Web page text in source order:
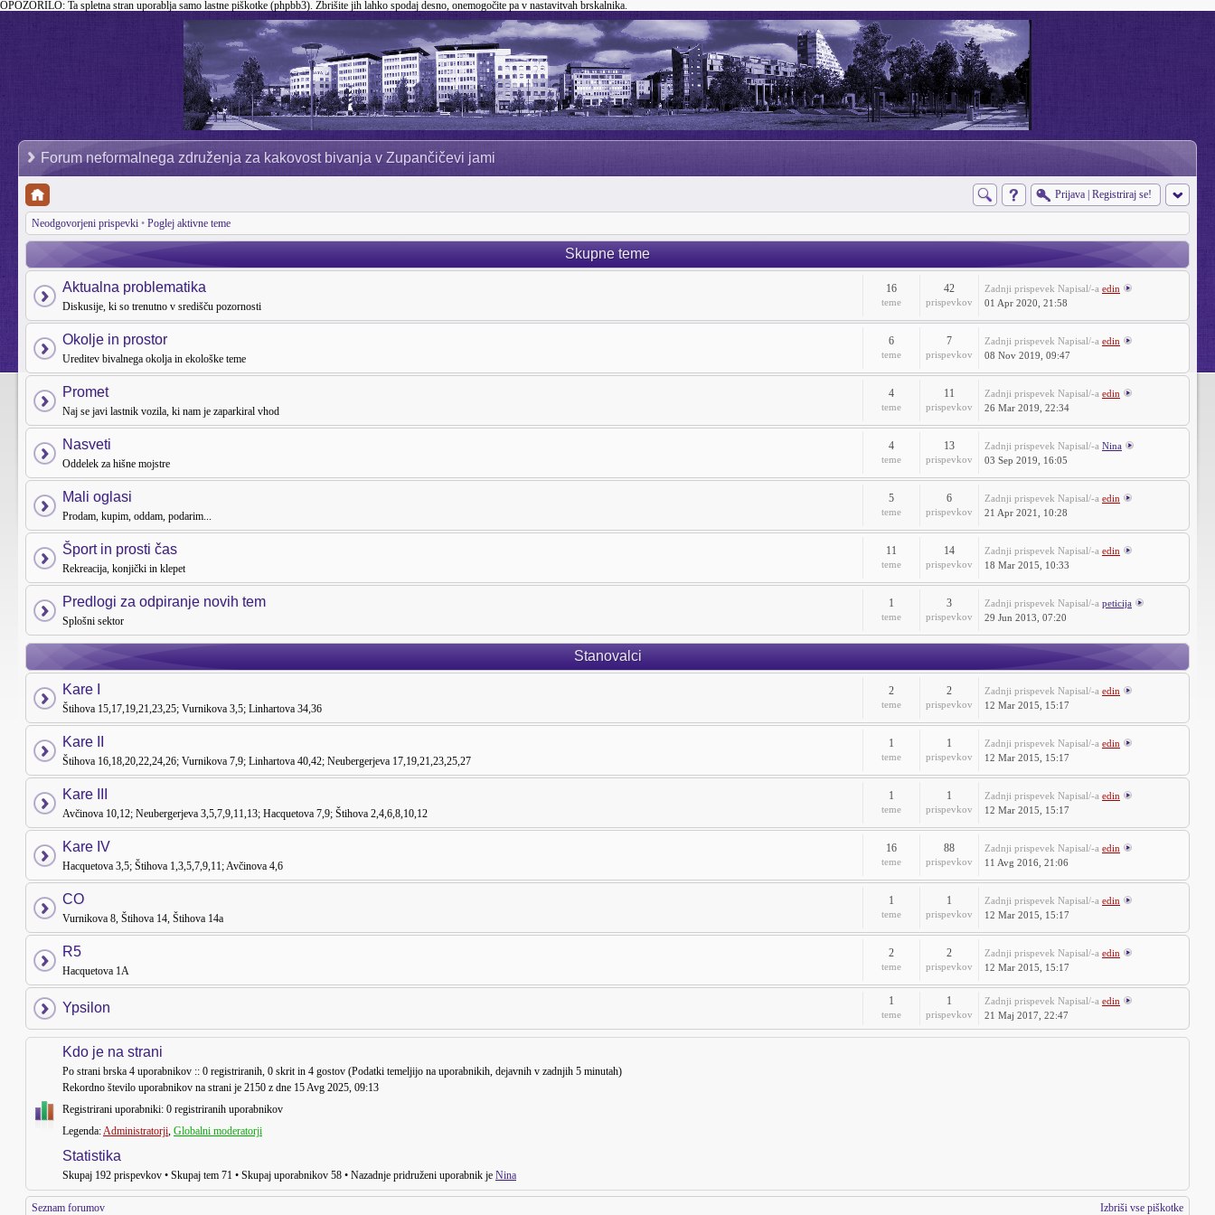
OPOZORILO: Ta spletna stran uporablja samo lastne piškotke (phpbb3). Zbrišite jih lahko spodaj desno, onemogočite pa v nastavitvah brskalnika.
Forum neformalnega združenja za kakovost bivanja v Zupančičevi jami
Prijava Registriraj se!
Neodgovorjeni prispevki • Poglej aktivne teme
Skupne teme
Aktualna problematika
Diskusije, ki so trenutno v središču pozornosti
16
teme
42
prispevkov
Zadnji prispevek Napisal/-a edin
01 Apr 2020, 21:58
Okolje in prostor
Ureditev bivalnega okolja in ekološke teme
6
teme
7
prispevkov
Zadnji prispevek Napisal/-a edin
08 Nov 2019, 09:47
Promet
Naj se javi lastnik vozila, ki nam je zaparkiral vhod
4
teme
11
prispevkov
Zadnji prispevek Napisal/-a edin
26 Mar 2019, 22:34
Nasveti
Oddelek za hišne mojstre
4
teme
13
prispevkov
Zadnji prispevek Napisal/-a Nina
03 Sep 2019, 16:05
Mali oglasi
Prodam, kupim, oddam, podarim...
5
teme
6
prispevkov
Zadnji prispevek Napisal/-a edin
21 Apr 2021, 10:28
Šport in prosti čas
Rekreacija, konjički in klepet
11
teme
14
prispevkov
Zadnji prispevek Napisal/-a edin
18 Mar 2015, 10:33
Predlogi za odpiranje novih tem
Splošni sektor
1
teme
3
prispevkov
Zadnji prispevek Napisal/-a peticija
29 Jun 2013, 07:20
Stanovalci
Kare I
Štihova 15,17,19,21,23,25; Vurnikova 3,5; Linhartova 34,36
2
teme
2
prispevkov
Zadnji prispevek Napisal/-a edin
12 Mar 2015, 15:17
Kare II
Štihova 16,18,20,22,24,26; Vurnikova 7,9; Linhartova 40,42; Neubergerjeva 17,19,21,23,25,27
1
teme
1
prispevkov
Zadnji prispevek Napisal/-a edin
12 Mar 2015, 15:17
Kare III
Avčinova 10,12; Neubergerjeva 3,5,7,9,11,13; Hacquetova 7,9; Štihova 2,4,6,8,10,12
1
teme
1
prispevkov
Zadnji prispevek Napisal/-a edin
12 Mar 2015, 15:17
Kare IV
Hacquetova 3,5; Štihova 1,3,5,7,9,11; Avčinova 4,6
16
teme
88
prispevkov
Zadnji prispevek Napisal/-a edin
11 Avg 2016, 21:06
CO
Vurnikova 8, Štihova 14, Štihova 14a
1
teme
1
prispevkov
Zadnji prispevek Napisal/-a edin
12 Mar 2015, 15:17
R5
Hacquetova 1A
2
teme
2
prispevkov
Zadnji prispevek Napisal/-a edin
12 Mar 2015, 15:17
Ypsilon 1
teme
1
prispevkov
Zadnji prispevek Napisal/-a edin
21 Maj 2017, 22:47
Kdo je na strani
Po strani brska 4 uporabnikov :: 0 registriranih, 0 skrit in 4 gostov (Podatki temeljijo na uporabnikih, dejavnih v zadnjih 5 minutah)
Rekordno število uporabnikov na strani je 2150 z dne 15 Avg 2025, 09:13
Registrirani uporabniki: 0 registriranih uporabnikov
Legenda:Administratorji, Globalni moderatorji
Statistika
Skupaj 192 prispevkov • Skupaj tem 71 • Skupaj uporabnikov 58 • Nazadnje pridruženi uporabnik je Nina
Seznam forumov Izbriši vse piškotke